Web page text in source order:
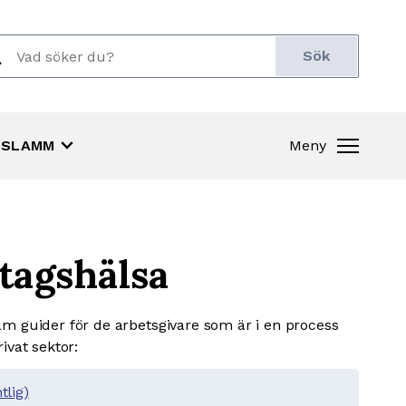
SLAMM keyboard_arrow_down Meny
guider för de arbetsgivare som är i en process
sektor: